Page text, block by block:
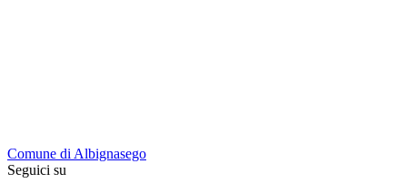
Comune di Albignasego
Seguici su